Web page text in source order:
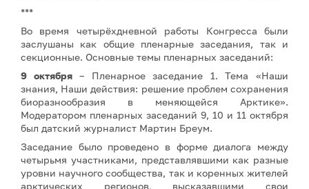
***
Во время четырёхдневной работы Конгресса были
заслушаны как общие пленарные заседания, так и
секционные. Основные темы пленарных заседаний:
9 октября– Пленарное заседание 1. Тема «Наши
знания, Наши действия: решение проблем сохранения
биоразнообразия в меняющейся Арктике».
Модератором пленарных заседаний 9, 10 и 11 октября
был датский журналист Мартин Бреум.
Заседание было проведено в форме диалога между
четырьмя участниками, представлявшими как разные
уровни научного сообщества, так и коренных жителей
арктических регионов, высказавшими свои